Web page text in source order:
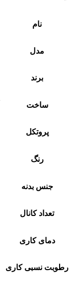
نام
مدل
برند
ساخت
پروتکل
رنگ
جنس بدنه
تعداد کانال
دمای کاری
رطوبت نسبی کاری